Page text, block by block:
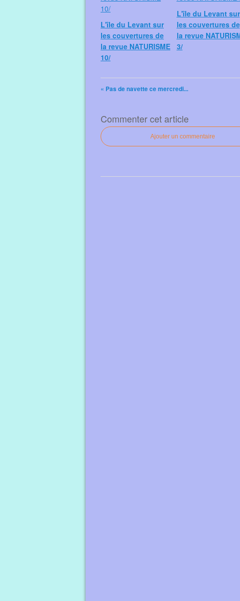
L'île du Levant sur
les couvertures de
la revue NATURISME
10/
L'île du Levant sur
les couvertures de
la revue
3/
« Pas de navette ce mercredi...
Commenter cet article
Ajouter un commentaire